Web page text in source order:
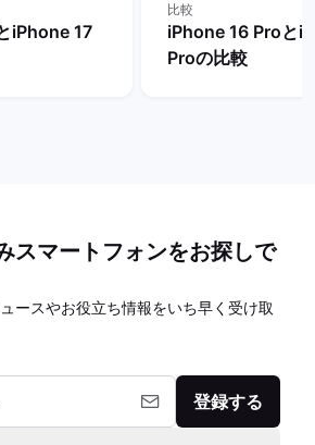
iPhone 17
比較
iPhone 16 Proと
Proの比較
スマートフォンをお探しで
ースやお役立ち情報をいち早く受け取
登録する